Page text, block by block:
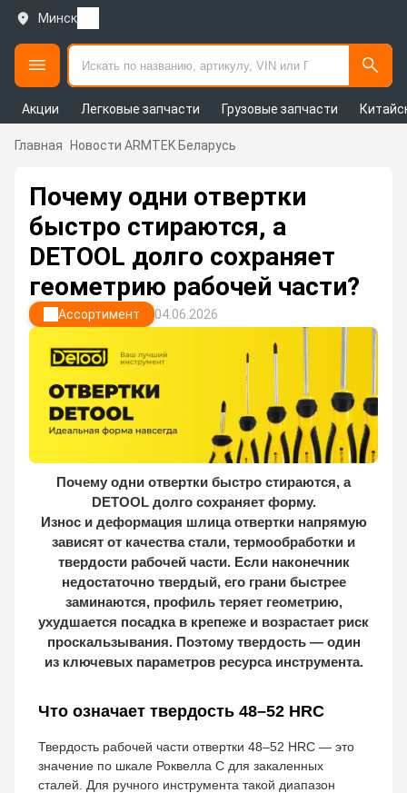
Минск
Акции Легковые запчасти Грузовые запчасти
Главная Новости ARMTEK Беларусь
Почему одни отвертки
быстро стираются, а
DETOOL долго сохраняет
геометрию рабочей части?
Ассортимент 04.06.2026
Почему одни отвертки быстро стираются, а
DETOOL долго сохраняет форму.
Износ и деформация шлица отвертки напрямую
зависят от качества стали, термообработки и
твердости рабочей части. Если наконечник
недостаточно твердый, его грани быстрее
заминаются, профиль теряет геометрию,
ухудшается посадка в крепеже и возрастает риск
проскальзывания. Поэтому твердость — один
из ключевых параметров ресурса инструмента.
Что означает твердость 48–52 HRC
Твердость рабочей части отвертки 48–52 HRC — это
значение по шкале Роквелла С для закаленных
сталей. Для ручного инструмента такой диапазон